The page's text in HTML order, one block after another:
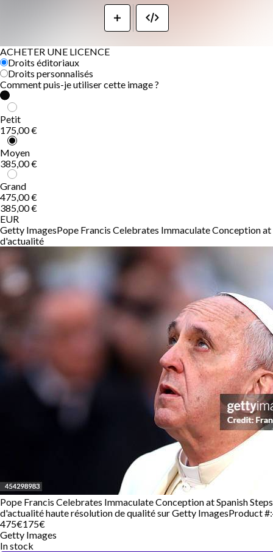
ACHETER UNE LICENCE
Droits éditoriaux
Droits personnalisés
Comment puis-je utiliser cette image ?
Petit
175,00 €
Moyen
385,00 €
Grand
475,00 €
385,00 €
EUR
Getty ImagesPope Francis Celebrates Immaculate Conception at
d'actualité
Pope Francis Celebrates Immaculate Conception at Spanish
d'actualité haute résolution de qualité sur Getty ImagesProduct #:
475€175€
Getty Images
In stock